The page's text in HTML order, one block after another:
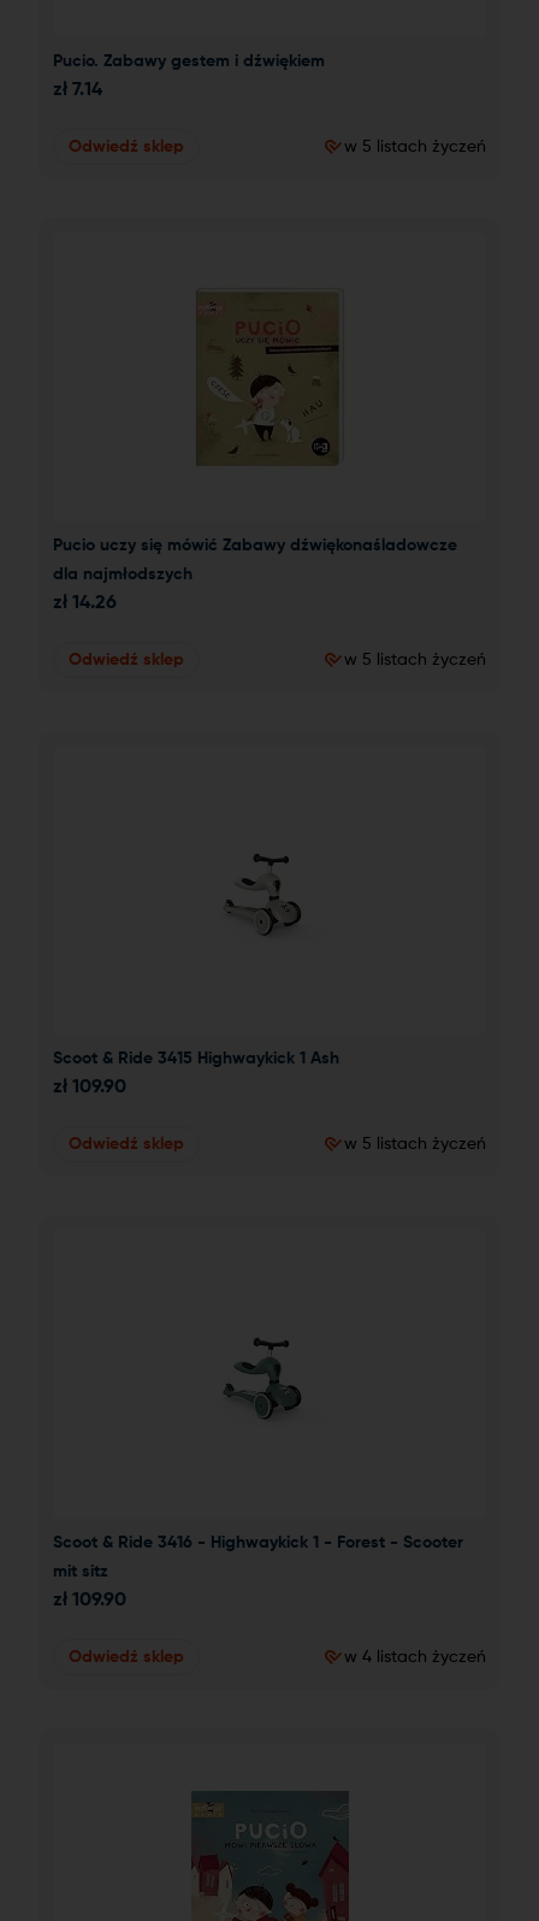
Pucio. Zabawy gestem i dźwiękiem
zł 7.14
Odwiedź sklep w 5 listach życzeń
Pucio uczy się mówić Zabawy dźwiękonaśladowcze
dla najmłodszych
zł 14.26
Odwiedź sklep w 5 listach życzeń
Scoot & Ride 3415 Highwaykick 1 Ash
zł 109.90
Odwiedź sklep w 5 listach życzeń
Scoot & Ride 3416 - Highwaykick 1 - Forest - Scooter
mit sitz
zł 109.90
Odwiedź sklep w 4 listach życzeń